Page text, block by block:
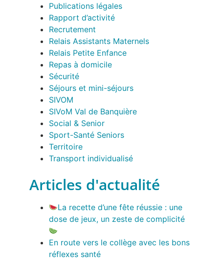
Publications légales
Rapport d’activité
Recrutement
Relais Assistants Maternels
Relais Petite Enfance
Repas à domicile
Sécurité
Séjours et mini-séjours
SIVOM
SIVoM Val de Banquière
Social & Senior
Sport-Santé Seniors
Territoire
Transport individualisé
Articles d'actualité
La recette d’une fête réussie : une
dose de jeux, un zeste de complicité
En route vers le collège avec les bons
réflexes santé